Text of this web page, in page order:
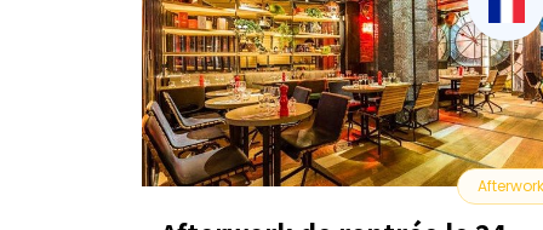
Afterwork